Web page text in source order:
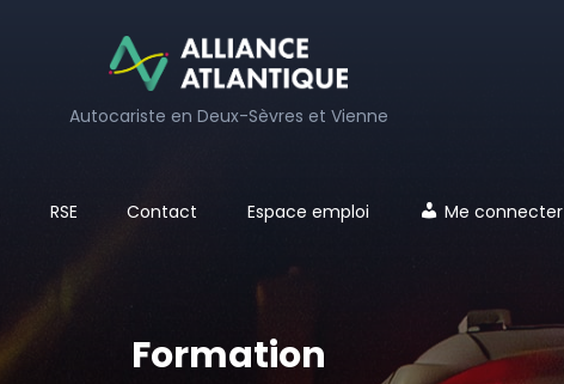
Autocariste en Deux-Sèvres et Vienne
RSE Contact Espace emploi Me connecter
Formation